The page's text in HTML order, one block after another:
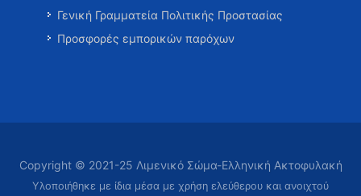
Γενική Γραμματεία Πολιτικής Προστασίας
Προσφορές εμπορικών παρόχων
Copyright © 2021-25 Λιμενικό Σώμα-Ελληνική Ακτοφυλακή
Υλοποιήθηκε με ίδια μέσα με χρήση ελεύθερου και ανοιχτού